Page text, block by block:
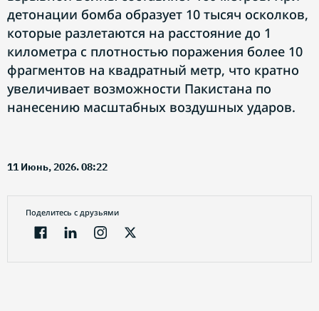
детонации бомба образует 10 тысяч осколков,
которые разлетаются на расстояние до 1
километра с плотностью поражения более 10
фрагментов на квадратный метр, что кратно
увеличивает возможности Пакистана по
нанесению масштабных воздушных ударов.
11 Июнь, 2026. 08:22
Поделитесь с друзьями